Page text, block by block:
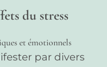
du stress
et émotionnels
par divers